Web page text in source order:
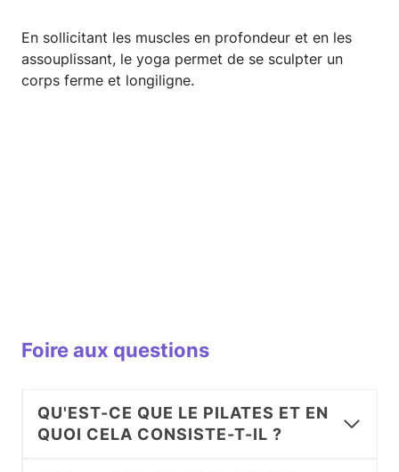
En sollicitant les muscles en profondeur et en les
assouplissant, le yoga permet de se sculpter un
corps ferme et longiligne.
Foire aux questions
QU'EST-CE QUE LE PILATES ET EN
QUOI CELA CONSISTE-T-IL ?